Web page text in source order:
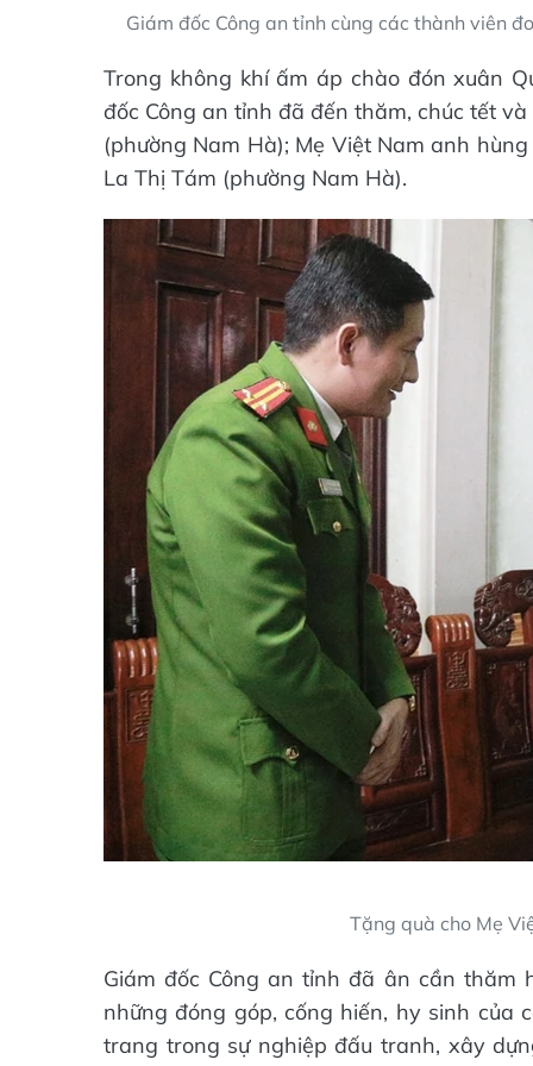
Giám đốc Công an tỉnh cùng các thành viên
Trong không khí ấm áp chào đón xuân
đốc Công an tỉnh đã đến thăm, chúc tết
(phường Nam Hà); Mẹ Việt Nam anh
La Thị Tám (phường Nam Hà).
Tặng quà cho Mẹ
Giám đốc Công an tỉnh đã ân cần thăm
những đóng góp, cống hiến, hy sinh của
trang trong sự nghiệp đấu tranh, xây